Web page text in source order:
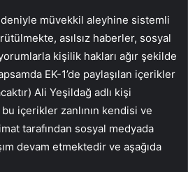
müvekkil aleyhine sistemli
asılsız haberler, sosyal
kişilik hakları ağır şekilde
EK-1’de paylaşılan içerikler
Ali Yeşildağ adlı kişi
bu içerikler zanlının kendisi ve
tarafından sosyal medyada
devam etmektedir ve aşağıda